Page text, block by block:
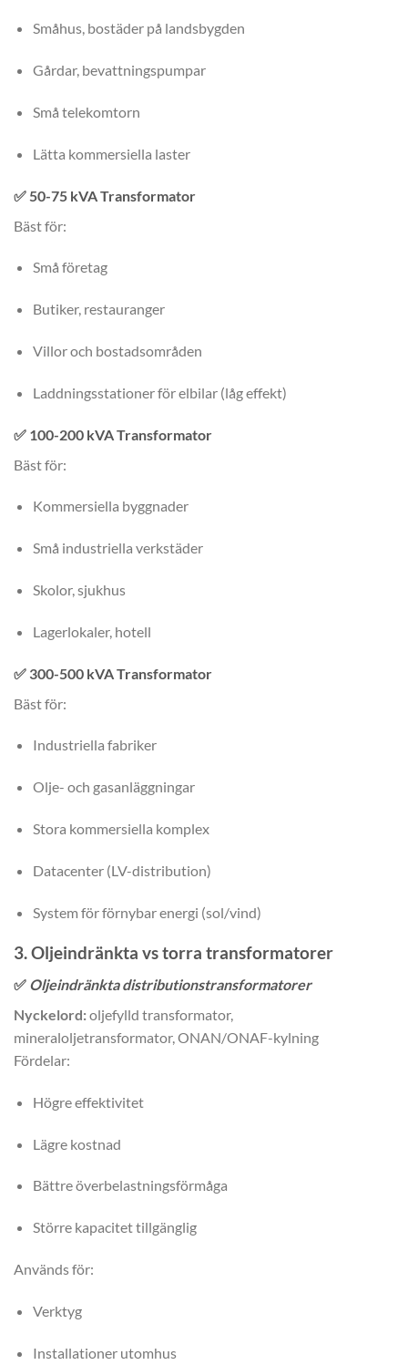
Småhus, bostäder på landsbygden
Gårdar, bevattningspumpar
Små telekomtorn
Lätta kommersiella laster
✅ 50-75 kVA Transformator
Bäst för:
Små företag
Butiker, restauranger
Villor och bostadsområden
Laddningsstationer för elbilar (låg effekt)
✅ 100-200 kVA Transformator
Bäst för:
Kommersiella byggnader
Små industriella verkstäder
Skolor, sjukhus
Lagerlokaler, hotell
✅ 300-500 kVA Transformator
Bäst för:
Industriella fabriker
Olje- och gasanläggningar
Stora kommersiella komplex
Datacenter (LV-distribution)
System för förnybar energi (sol/vind)
3. Oljeindränkta vs torra transformatorer
✅ Oljeindränkta distributionstransformatorer
Nyckelord:oljefylld transformator,
mineraloljetransformator, ONAN/ONAF-kylning
Fördelar:
Högre effektivitet
Lägre kostnad
Bättre överbelastningsförmåga
Större kapacitet tillgänglig
Används för:
Verktyg
Installationer utomhus